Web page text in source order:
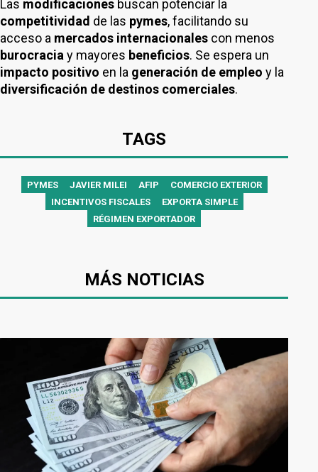
Las modificaciones buscan potenciar la
competitividad de las pymes, facilitando su
acceso a mercados internacionales con menos
burocracia y mayores beneficios. Se espera un
impacto positivo en la generación de empleo y la
diversificación de destinos comerciales.
TAGS
PYMES JAVIER MILEI AFIP
COMERCIO EXTERIOR
INCENTIVOS FISCALES
EXPORTA SIMPLE
RÉGIMEN EXPORTADOR
MÁS NOTICIAS